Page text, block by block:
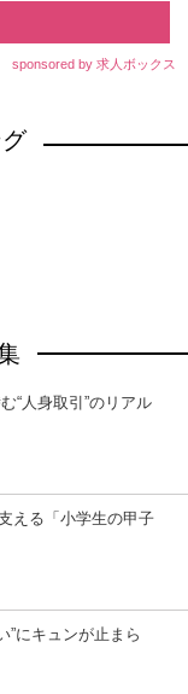
sponsored by 求人ボックス
“人身取引”のリアル
える「小学生の甲子
”にキュンが止まら